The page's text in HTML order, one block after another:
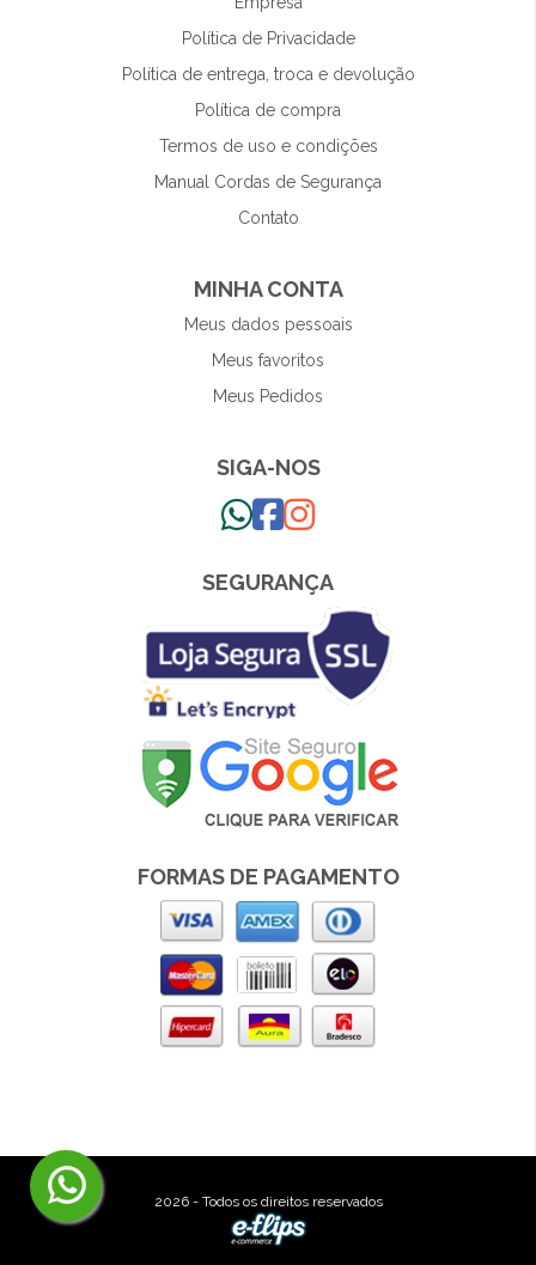
Política de Privacidade
Política de entrega, troca e devolução
Política de compra
Termos de uso e condições
Manual Cordas de Segurança
Contato
MINHA CONTA
Meus dados pessoais
Meus favoritos
Meus Pedidos
SIGA-NOS
SEGURANÇA
FORMAS DE PAGAMENTO
2026 - Todos os direitos reservados